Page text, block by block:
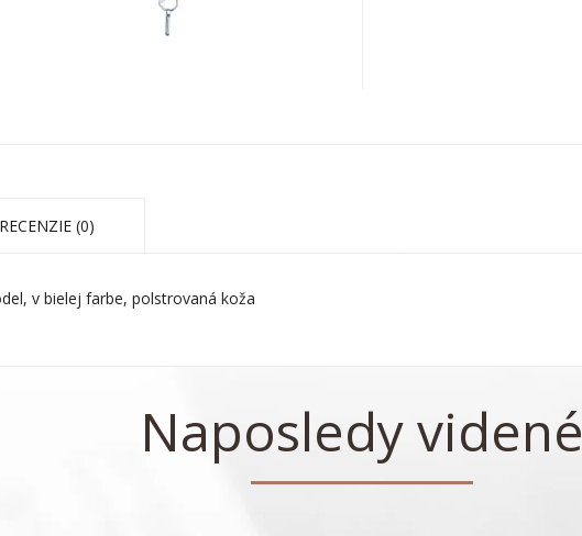
RECENZIE (0)
v bielej farbe, polstrovaná koža
Naposledy videné